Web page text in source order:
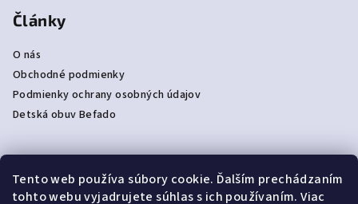
Tento web používa súbory cookie. Ďalším prechádzaním
tohto webu vyjadrujete súhlas s ich používaním. Viac
Články
O nás
Obchodné podmienky
Podmienky ochrany osobných údajov
Detská obuv Befado
Prijímame online platby